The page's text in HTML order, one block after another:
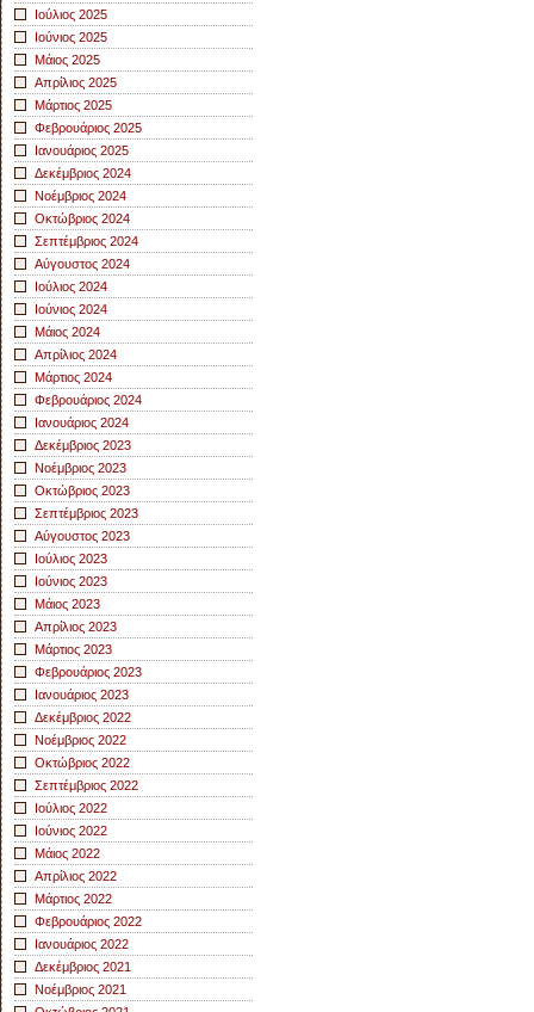
Ιούλιος 2025
Ιούνιος 2025
Μάιος 2025
Απρίλιος 2025
Μάρτιος 2025
Φεβρουάριος 2025
Ιανουάριος 2025
Δεκέμβριος 2024
Νοέμβριος 2024
Οκτώβριος 2024
Σεπτέμβριος 2024
Αύγουστος 2024
Ιούλιος 2024
Ιούνιος 2024
Μάιος 2024
Απρίλιος 2024
Μάρτιος 2024
Φεβρουάριος 2024
Ιανουάριος 2024
Δεκέμβριος 2023
Νοέμβριος 2023
Οκτώβριος 2023
Σεπτέμβριος 2023
Αύγουστος 2023
Ιούλιος 2023
Ιούνιος 2023
Μάιος 2023
Απρίλιος 2023
Μάρτιος 2023
Φεβρουάριος 2023
Ιανουάριος 2023
Δεκέμβριος 2022
Νοέμβριος 2022
Οκτώβριος 2022
Σεπτέμβριος 2022
Ιούλιος 2022
Ιούνιος 2022
Μάιος 2022
Απρίλιος 2022
Μάρτιος 2022
Φεβρουάριος 2022
Ιανουάριος 2022
Δεκέμβριος 2021
Νοέμβριος 2021